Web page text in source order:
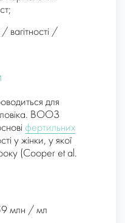
/ вагітності /
для
ВООЗ
фертильних
у жінки, у якої
(Cooper et al.
млн / мл